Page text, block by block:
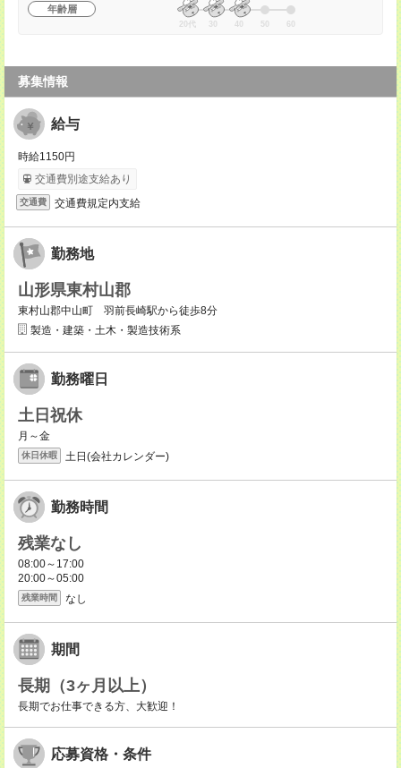
年齢層
20代 30 40 50 60
募集情報
給与
時給1150円
交通費別途支給あり
交通費 交通費規定内支給
勤務地
山形県東村山郡
東村山郡中山町 羽前長崎駅から徒歩8分
製造・建築・土木・製造技術系
勤務曜日
土日祝休
月～金
休日休暇 土日(会社カレンダー)
勤務時間
残業なし
08:00～17:00
20:00～05:00
残業時間 なし
期間
長期（3ヶ月以上）
長期でお仕事できる方、大歓迎！
応募資格・条件